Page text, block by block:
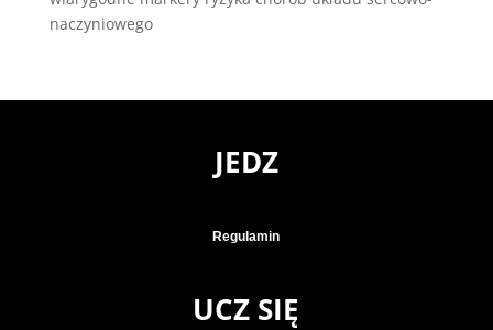
naczyniowego
JEDZ
Regulamin
UCZ SIĘ